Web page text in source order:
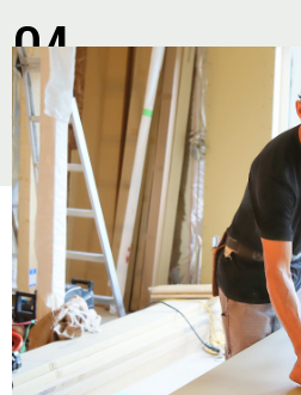
04
大工の育成